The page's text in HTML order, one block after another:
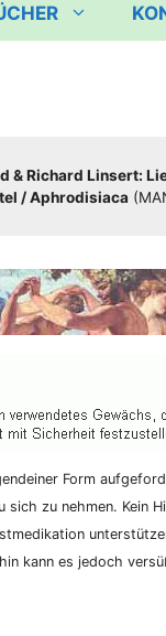
& Richard Lin­sert:
/​​ Aphro­di­sia­ca
Form
sich zu neh­men. Kein
kann es jedoch